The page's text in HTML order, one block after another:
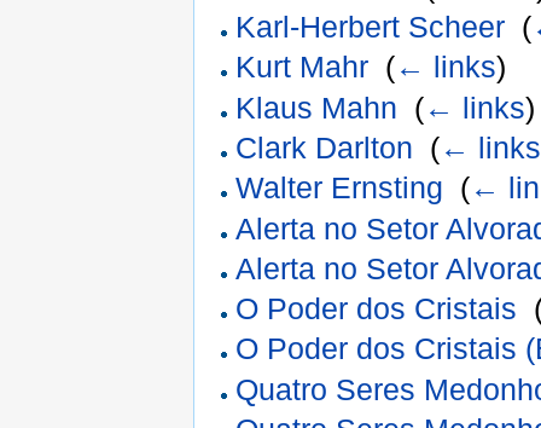
Karl-Herbert Scheer (
Kurt Mahr (← links)
Klaus Mahn (← links)
Clark Darlton (← links
Walter Ernsting (←
Alerta no Setor
Alerta no Setor
O Poder dos Cristais
O Poder dos Cristais
Quatro Seres